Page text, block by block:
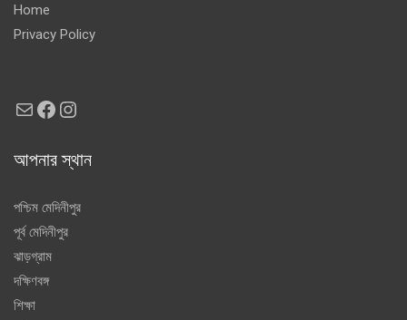
Home
Privacy Policy
MailFacebook
Instagram
আপনার স্থান
পশ্চিম মেদিনীপুর
পূর্ব মেদিনীপুর
ঝাড়গ্রাম
দক্ষিণবঙ্গ
শিক্ষা